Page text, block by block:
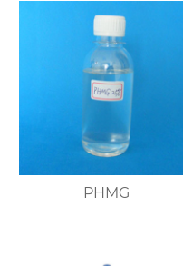
PHMG